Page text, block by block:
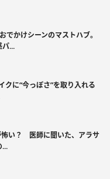
でかけシーンのマストハブ。
パ...
クに“今っぽさ”を取り入れる
怖い？ 医師に聞いた、アラサ
...